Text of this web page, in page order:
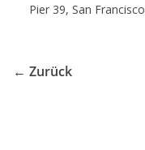
Pier 39, San Francisco
← Zurück